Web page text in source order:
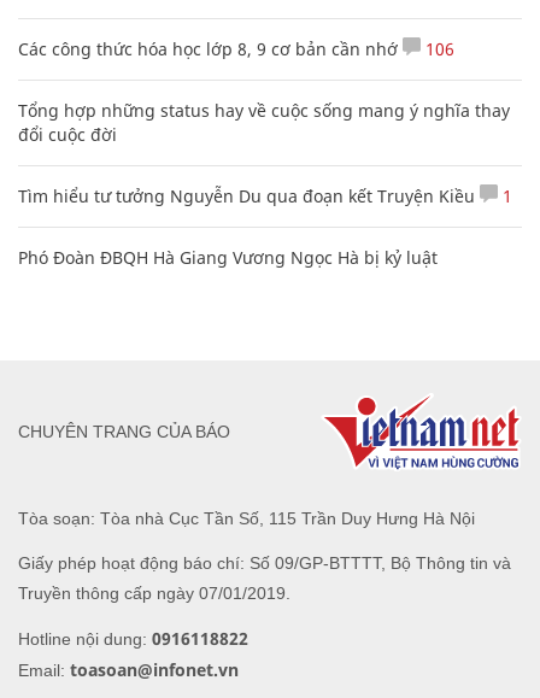
Các công thức hóa học lớp 8, 9 cơ bản cần nhớ 106
Tổng hợp những status hay về cuộc sống mang ý nghĩa thay
đổi cuộc đời
Tìm hiểu tư tưởng Nguyễn Du qua đoạn kết Truyện Kiều 1
Phó Đoàn ĐBQH Hà Giang Vương Ngọc Hà bị kỷ luật
Tòa soạn: Tòa nhà Cục Tần Số, 115 Trần Duy Hưng Hà Nội
Giấy phép hoạt động báo chí: Số 09/GP-BTTTT, Bộ Thông tin và
Truyền thông cấp ngày 07/01/2019.
Hotline nội dung: 0916118822
Email: toasoan@infonet.vn
CHUYÊN TRANG CỦA BÁO